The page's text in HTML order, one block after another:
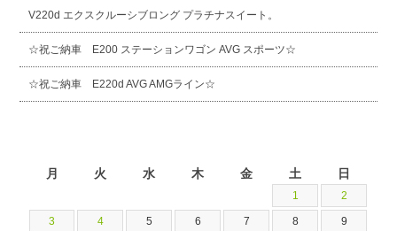
V220d エクスクルーシブロング プラチナスイート。
☆祝ご納車 E200 ステーションワゴン AVG スポーツ☆
☆祝ご納車 E220d AVG AMGライン☆
月 火 水 木 金 土 日
1 2
3 4 5 6 7 8 9